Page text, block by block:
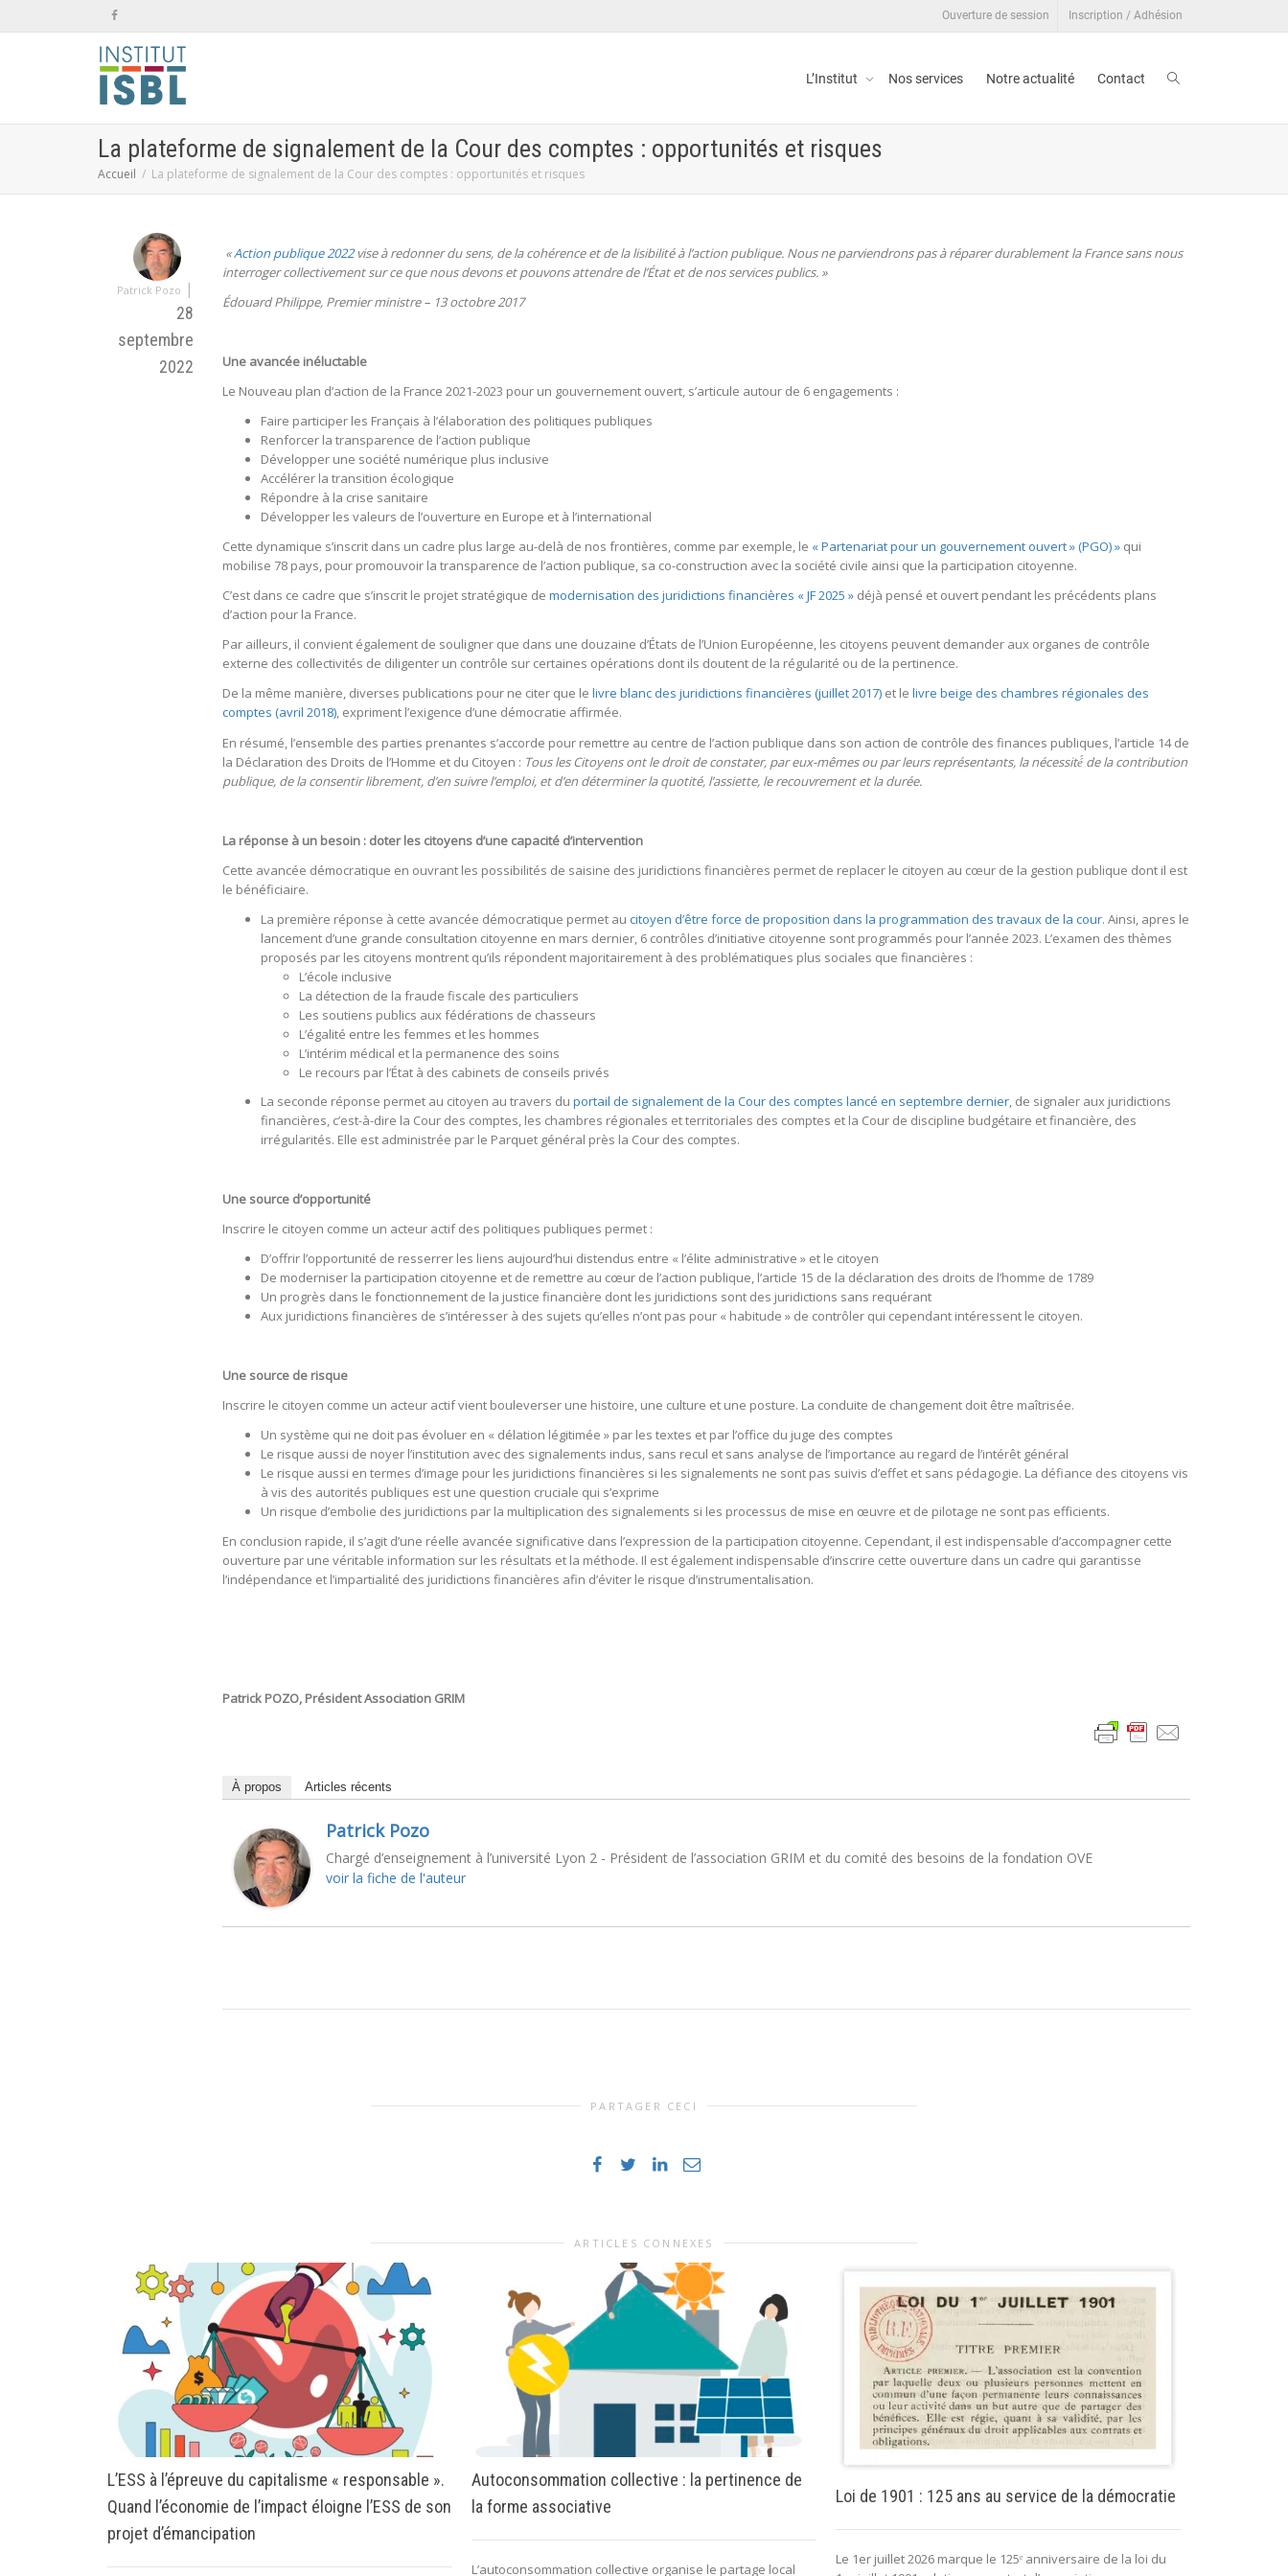
Ouverture de session Inscription / Adhésion
L’Institut Nos services Notre actualité Contact
La plateforme de signalement de la Cour des comptes : opportunités et risques
Accueil La plateforme de signalement de la Cour des comptes : opportunités et risques
Patrick Pozo |
28
septembre
2022
«Action publique 2022vise à redonner du sens, de la cohérence et de la lisibilité à l’action publique. Nous ne parviendrons pas à réparer durablement la France sans nous
interroger collectivement sur ce que nous devons et pouvons attendre de l’État et de nos services publics. »
Édouard Philippe, Premier ministre – 13 octobre 2017
Une avancée inéluctable
Le Nouveau plan d’action de la France 2021-2023 pour un gouvernement ouvert, s’articule autour de 6 engagements :
Faire participer les Français à l’élaboration des politiques publiques
Renforcer la transparence de l’action publique
Développer une société numérique plus inclusive
Accélérer la transition écologique
Répondre à la crise sanitaire
Développer les valeurs de l’ouverture en Europe et à l’international
Cette dynamique s’inscrit dans un cadre plus large au-delà de nos frontières, comme par exemple, le « Partenariat pour un gouvernement ouvert » (PGO) » qui
mobilise 78 pays, pour promouvoir la transparence de l’action publique, sa co-construction avec la société civile ainsi que la participation citoyenne.
C’est dans ce cadre que s’inscrit le projet stratégique de modernisation des juridictions financières « JF 2025 » déjà pensé et ouvert pendant les précédents plans
d’action pour la France.
Par ailleurs, il convient également de souligner que dans une douzaine d’États de l’Union Européenne, les citoyens peuvent demander aux organes de contrôle
externe des collectivités de diligenter un contrôle sur certaines opérations dont ils doutent de la régularité ou de la pertinence.
De la même manière, diverses publications pour ne citer que le livre blanc des juridictions financières (juillet 2017) et le livre beige des chambres régionales des
comptes (avril 2018), expriment l’exigence d’une démocratie affirmée.
En résumé, l’ensemble des parties prenantes s’accorde pour remettre au centre de l’action publique dans son action de contrôle des finances publiques, l’article 14 de
la Déclaration des Droits de l’Homme et du Citoyen : Tous les Citoyens ont le droit de constater, par eux-mêmes ou par leurs représentants, la nécessité́ de la contribution
publique, de la consentir librement, d’en suivre l’emploi, et d’en déterminer la quotité, l’assiette, le recouvrement et la durée.
La réponse à un besoin : doter les citoyens d’une capacité d’intervention
Cette avancée démocratique en ouvrant les possibilités de saisine des juridictions financières permet de replacer le citoyen au cœur de la gestion publique dont il est
le bénéficiaire.
La première réponse à cette avancée démocratique permet au citoyen d’être force de proposition dans la programmation des travaux de la cour. Ainsi, apres le
lancement d’une grande consultation citoyenne en mars dernier, 6 contrôles d’initiative citoyenne sont programmés pour l’année 2023. L’examen des thèmes
proposés par les citoyens montrent qu’ils répondent majoritairement à des problématiques plus sociales que financières :
L’école inclusive
La détection de la fraude fiscale des particuliers
Les soutiens publics aux fédérations de chasseurs
L’égalité entre les femmes et les hommes
L’intérim médical et la permanence des soins
Le recours par l’État à des cabinets de conseils privés
La seconde réponse permet au citoyen au travers du portail de signalement de la Cour des comptes lancé en septembre dernier, de signaler aux juridictions
financières, c’est-à-dire la Cour des comptes, les chambres régionales et territoriales des comptes et la Cour de discipline budgétaire et financière, des
irrégularités. Elle est administrée par le Parquet général près la Cour des comptes.
Une source d’opportunité
Inscrire le citoyen comme un acteur actif des politiques publiques permet :
D’offrir l’opportunité de resserrer les liens aujourd’hui distendus entre « l’élite administrative » et le citoyen
De moderniser la participation citoyenne et de remettre au cœur de l’action publique, l’article 15 de la déclaration des droits de l’homme de 1789
Un progrès dans le fonctionnement de la justice financière dont les juridictions sont des juridictions sans requérant
Aux juridictions financières de s’intéresser à des sujets qu’elles n’ont pas pour « habitude » de contrôler qui cependant intéressent le citoyen.
Une source de risque
Inscrire le citoyen comme un acteur actif vient bouleverser une histoire, une culture et une posture. La conduite de changement doit être maîtrisée.
Un système qui ne doit pas évoluer en « délation légitimée » par les textes et par l’office du juge des comptes
Le risque aussi de noyer l’institution avec des signalements indus, sans recul et sans analyse de l’importance au regard de l’intérêt général
Le risque aussi en termes d’image pour les juridictions financières si les signalements ne sont pas suivis d’effet et sans pédagogie. La défiance des citoyens vis
à vis des autorités publiques est une question cruciale qui s’exprime
Un risque d’embolie des juridictions par la multiplication des signalements si les processus de mise en œuvre et de pilotage ne sont pas efficients.
En conclusion rapide, il s’agit d’une réelle avancée significative dans l’expression de la participation citoyenne. Cependant, il est indispensable d’accompagner cette
ouverture par une véritable information sur les résultats et la méthode. Il est également indispensable d’inscrire cette ouverture dans un cadre qui garantisse
l’indépendance et l’impartialité des juridictions financières afin d’éviter le risque d’instrumentalisation.
Patrick POZO, Président Association GRIM
À propos Articles récents
Patrick Pozo
Chargé d’enseignement à l’université Lyon 2 - Président de l’association GRIM et du comité des besoins de la fondation OVE
voir la fiche de l'auteur
PARTAGER CECI
ARTICLES CONNEXES
L’ESS à l’épreuve du capitalisme « responsable ».
Quand l’économie de l’impact éloigne l’ESS de son
projet d’émancipation
Autoconsommation collective : la pertinence de
la forme associative
L’autoconsommation collective organise le partage local
Loi de 1901 : 125 ans au service de la démocratie
Le 1er juillet 2026 marque le 125ᵉ anniversaire de la loi du